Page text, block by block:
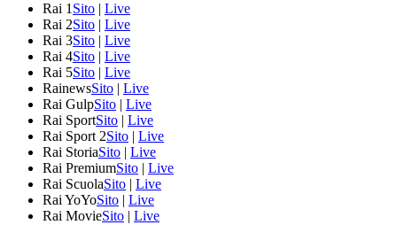
Rai 1 Sito | Live
Rai 2Sito | Live
Rai 3Sito | Live
Rai 4Sito | Live
Rai 5Sito | Live
RainewsSito | Live
Rai GulpSito | Live
Rai SportSito | Live
Rai Sport 2Sito | Live
Rai StoriaSito | Live
Rai PremiumSito | Live
Rai ScuolaSito | Live
Rai YoYoSito | Live
Rai MovieSito | Live